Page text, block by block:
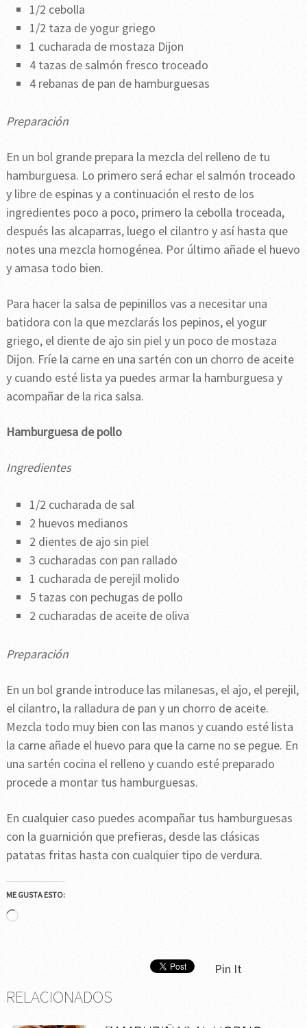
1/2 cebolla
1/2 taza de yogur griego
1 cucharada de mostaza Dijon
4 tazas de salmón fresco troceado
4 rebanas de pan de hamburguesas
Preparación
En un bol grande prepara la mezcla del relleno de tu
hamburguesa. Lo primero será echar el salmón troceado
y libre de espinas y a continuación el resto de los
ingredientes poco a poco, primero la cebolla troceada,
después las alcaparras, luego el cilantro y así hasta que
notes una mezcla homogénea. Por último añade el huevo
y amasa todo bien.
Para hacer la salsa de pepinillos vas a necesitar una
batidora con la que mezclarás los pepinos, el yogur
griego, el diente de ajo sin piel y un poco de mostaza
Dijon. Fríe la carne en una sartén con un chorro de aceite
y cuando esté lista ya puedes armar la hamburguesa y
acompañar de la rica salsa.
Hamburguesa de pollo
Ingredientes
1/2 cucharada de sal
2 huevos medianos
2 dientes de ajo sin piel
3 cucharadas con pan rallado
1 cucharada de perejil molido
5 tazas con pechugas de pollo
2 cucharadas de aceite de oliva
Preparación
En un bol grande introduce las milanesas, el ajo, el perejil,
el cilantro, la ralladura de pan y un chorro de aceite.
Mezcla todo muy bien con las manos y cuando esté lista
la carne añade el huevo para que la carne no se pegue. En
una sartén cocina el relleno y cuando esté preparado
procede a montar tus hamburguesas.
En cualquier caso puedes acompañar tus hamburguesas
con la guarnición que prefieras, desde las clásicas
patatas fritas hasta con cualquier tipo de verdura.
ME GUSTA ESTO:
Cargando...
Pin It
RELACIONADOS